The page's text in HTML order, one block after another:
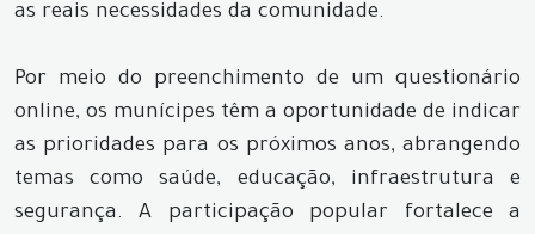
as reais necessidades da comunidade.
Por meio do preenchimento de um questionário
online, os munícipes têm a oportunidade de indicar
as prioridades para os próximos anos, abrangendo
temas como saúde, educação, infraestrutura e
segurança. A participação popular fortalece a